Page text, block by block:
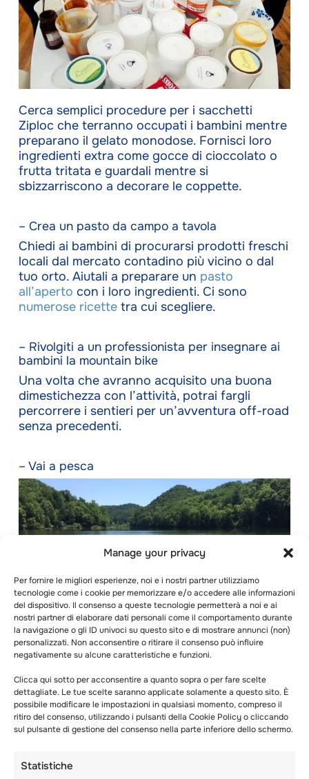
Manage your privacy
Per fornire le migliori esperienze, noi e i nostri partner utilizziamo
tecnologie come i cookie per memorizzare e/o accedere alle informazioni
del dispositivo. Il consenso a queste tecnologie permetterà a noi e ai
nostri partner di elaborare dati personali come il comportamento durante
la navigazione o gli ID univoci su questo sito e di mostrare annunci (non)
personalizzati. Non acconsentire o ritirare il consenso può influire
negativamente su alcune caratteristiche e funzioni.
Clicca qui sotto per acconsentire a quanto sopra o per fare scelte
dettagliate. Le tue scelte saranno applicate solamente a questo sito. È
possibile modificare le impostazioni in qualsiasi momento, compreso il
ritiro del consenso, utilizzando i pulsanti della Cookie Policy o cliccando
sul pulsante di gestione del consenso nella parte inferiore dello schermo.
Statistiche
Cerca semplici procedure per i sacchetti
Ziploc che terranno occupati i bambini mentre
preparano il gelato monodose. Fornisci loro
ingredienti extra come gocce di cioccolato o
frutta tritata e guardali mentre si
sbizzarriscono a decorare le coppette.
– Crea un pasto da campo a tavola
Chiedi ai bambini di procurarsi prodotti freschi
locali dal mercato contadino più vicino o dal
tuo orto. Aiutali a preparare un pasto
all’aperto con i loro ingredienti. Ci sono
numerose ricettetra cui scegliere.
– Rivolgiti a un professionista per insegnare ai
bambini la mountain bike
Una volta che avranno acquisito una buona
dimestichezza con l’attività, potrai fargli
percorrere i sentieri per un’avventura off-road
senza precedenti.
– Vai a pesca
Durante l’estate in Canada si svolgono molti
eventi di pesca. Approfittane per far imparare
ai bambini a pescare e a familiarizzare con le